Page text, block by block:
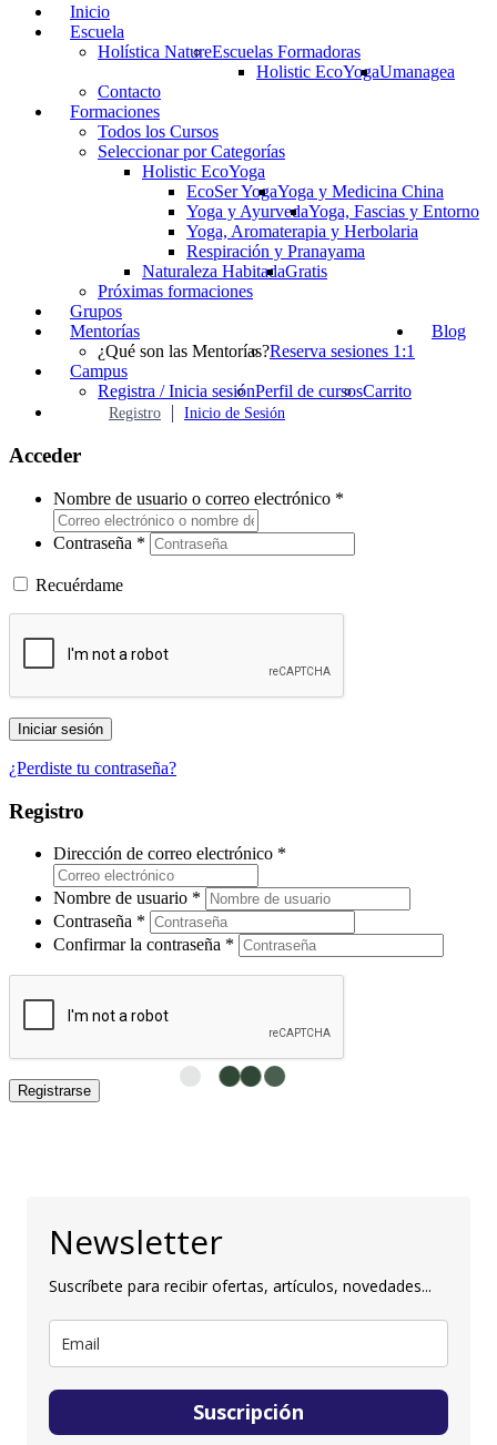
Inicio
Escuela
Holística NatureEscuelas Formadoras
Holistic EcoYogaUmanagea
Contacto
Formaciones
Todos los Cursos
Seleccionar por Categorías
Holistic EcoYoga
EcoSer YogaYoga y Medicina China
Yoga y AyurvedaYoga, Fascias y Entorno
Yoga, Aromaterapia y Herbolaria
Respiración y Pranayama
Naturaleza HabitadaGratis
Próximas formaciones
Grupos
Mentorías
¿Qué son las Mentorías?Reserva sesiones 1:1
Blog
Campus
Registra / Inicia sesiónPerfil de cursosCarrito
Registro Inicio de Sesión
Acceder
Nombre de usuario o correo electrónico *
Contraseña *
Recuérdame
Iniciar sesión
¿Perdiste tu contraseña?
Registro
Dirección de correo electrónico *
Nombre de usuario *
Contraseña *
Confirmar la contraseña *
Registrarse
Newsletter
Suscríbete para recibir ofertas, artículos, novedades...
Suscripción